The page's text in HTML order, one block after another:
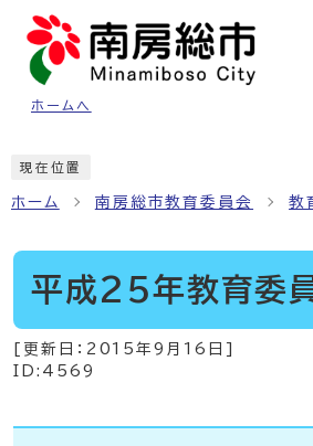
ページの先頭です
ホームへ
現在位置
ホーム 南房総市教育委員会 教
平成25年教育委
[更新日： 2015年9月16日
ID:4569